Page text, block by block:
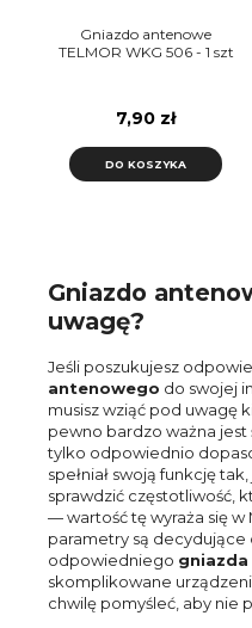
Gniazdo antenowe
TELMOR WKG 506 - 1 szt
7,90 zł
DO KOSZYKA
Gniazdo
uwagę?
Jeśli poszukujesz
antenowego do swojej
musisz wziąć pod uwagę
pewno bardzo ważna
tylko odpowiednio
spełniał swoją funkcję
sprawdzić częstotliwość,
— wartość tę wyraża się w
parametry są decydujące
odpowiedniego
skomplikowane
chwilę pomyśleć, aby nie